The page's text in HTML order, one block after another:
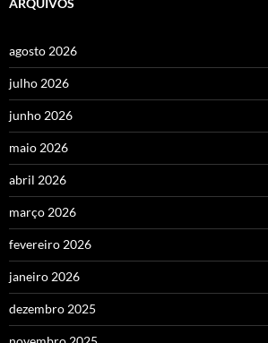
ARQUIVOS
agosto 2026
julho 2026
junho 2026
maio 2026
abril 2026
março 2026
fevereiro 2026
janeiro 2026
dezembro 2025